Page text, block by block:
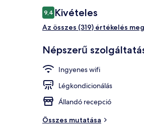
Értékelések
9,49,4 ennyiből: 10
Kivételes
Az összes (319) értékelés
Népszerű
Ingyenes wifi
Légkondicionálás
Állandó recepció
Összes mutatása